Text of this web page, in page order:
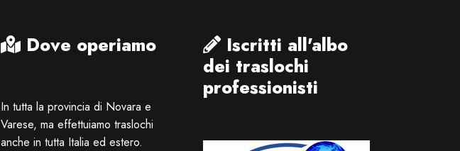
Dove operiamo
In tutta la provincia di Novara e
Varese, ma effettuiamo traslochi
anche in tutta Italia ed estero.
Iscritti all'albo
dei traslochi
professionisti